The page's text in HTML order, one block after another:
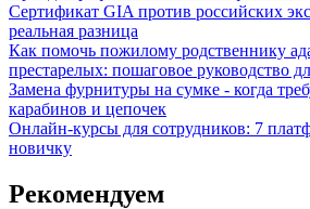
Сертификат GIA против российских
реальная разница
Как помочь пожилому родственнику
престарелых: пошаговое руководство
Замена фурнитуры на сумке - когда
карабинов и цепочек
Онлайн-курсы для сотрудников: 7
новичку
Рекомендуем